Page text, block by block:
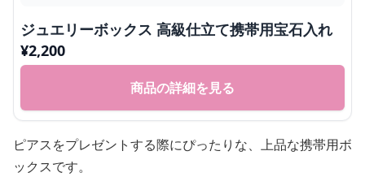
ジュエリーボックス 高級仕立て携帯用宝石入れ
¥2,200
商品の詳細を見る
ピアスをプレゼントする際にぴったりな、上品な携帯用ボ
ックスです。